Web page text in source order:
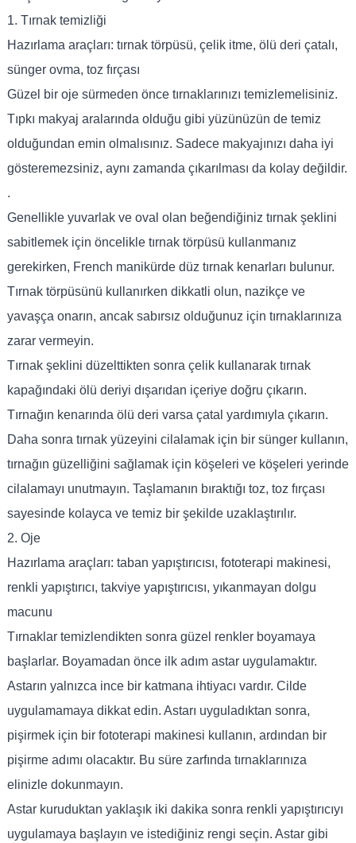
1. Tırnak temizliği
Hazırlama araçları: tırnak törpüsü, çelik itme, ölü deri çatalı,
sünger ovma, toz fırçası
Güzel bir oje sürmeden önce tırnaklarınızı temizlemelisiniz.
Tıpkı makyaj aralarında olduğu gibi yüzünüzün de temiz
olduğundan emin olmalısınız. Sadece makyajınızı daha iyi
gösteremezsiniz, aynı zamanda çıkarılması da kolay değildir.
.
Genellikle yuvarlak ve oval olan beğendiğiniz tırnak şeklini
sabitlemek için öncelikle tırnak törpüsü kullanmanız
gerekirken, French manikürde düz tırnak kenarları bulunur.
Tırnak törpüsünü kullanırken dikkatli olun, nazikçe ve
yavaşça onarın, ancak sabırsız olduğunuz için tırnaklarınıza
zarar vermeyin.
Tırnak şeklini düzelttikten sonra çelik kullanarak tırnak
kapağındaki ölü deriyi dışarıdan içeriye doğru çıkarın.
Tırnağın kenarında ölü deri varsa çatal yardımıyla çıkarın.
Daha sonra tırnak yüzeyini cilalamak için bir sünger kullanın,
tırnağın güzelliğini sağlamak için köşeleri ve köşeleri yerinde
cilalamayı unutmayın. Taşlamanın bıraktığı toz, toz fırçası
sayesinde kolayca ve temiz bir şekilde uzaklaştırılır.
2. Oje
Hazırlama araçları: taban yapıştırıcısı, fototerapi makinesi,
renkli yapıştırıcı, takviye yapıştırıcısı, yıkanmayan dolgu
macunu
Tırnaklar temizlendikten sonra güzel renkler boyamaya
başlarlar. Boyamadan önce ilk adım astar uygulamaktır.
Astarın yalnızca ince bir katmana ihtiyacı vardır. Cilde
uygulamamaya dikkat edin. Astarı uyguladıktan sonra,
pişirmek için bir fototerapi makinesi kullanın, ardından bir
pişirme adımı olacaktır. Bu süre zarfında tırnaklarınıza
elinizle dokunmayın.
Astar kuruduktan yaklaşık iki dakika sonra renkli yapıştırıcıyı
uygulamaya başlayın ve istediğiniz rengi seçin. Astar gibi